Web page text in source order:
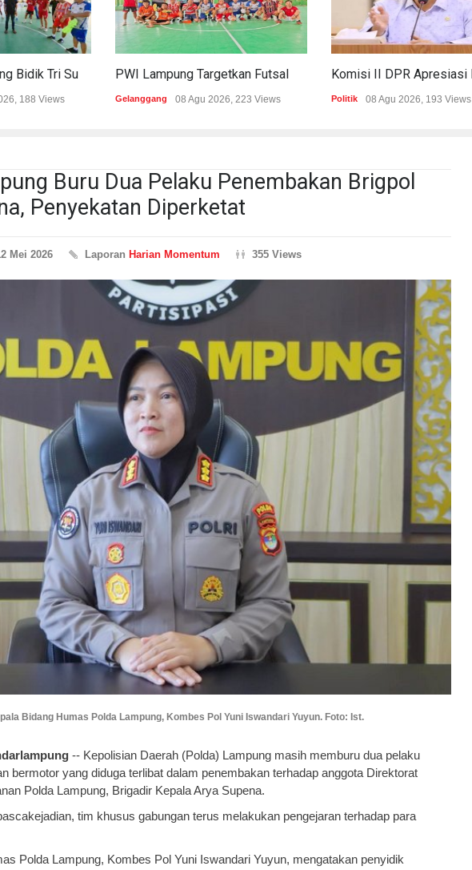
188 Views Gelanggang 08 Agu 2026, 223 Views Politik 08 Agu 2026, 193 Views
Buru Dua Pelaku Penembakan Brigpol
Penyekatan Diperketat
Mei 2026 Laporan Harian Momentum 355 Views
Bidang Humas Polda Lampung, Kombes Pol Yuni Iswandari Yuyun. Foto: Ist.
-- Kepolisian Daerah (Polda) Lampung masih memburu dua pelaku
bermotor yang diduga terlibat dalam penembakan terhadap anggota Direktorat
Polda Lampung, Brigadir Kepala Arya Supena.
tim khusus gabungan terus melakukan pengejaran terhadap para
Polda Lampung, Kombes Pol Yuni Iswandari Yuyun, mengatakan penyidik